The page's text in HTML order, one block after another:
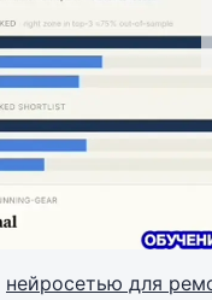
нейросетью для